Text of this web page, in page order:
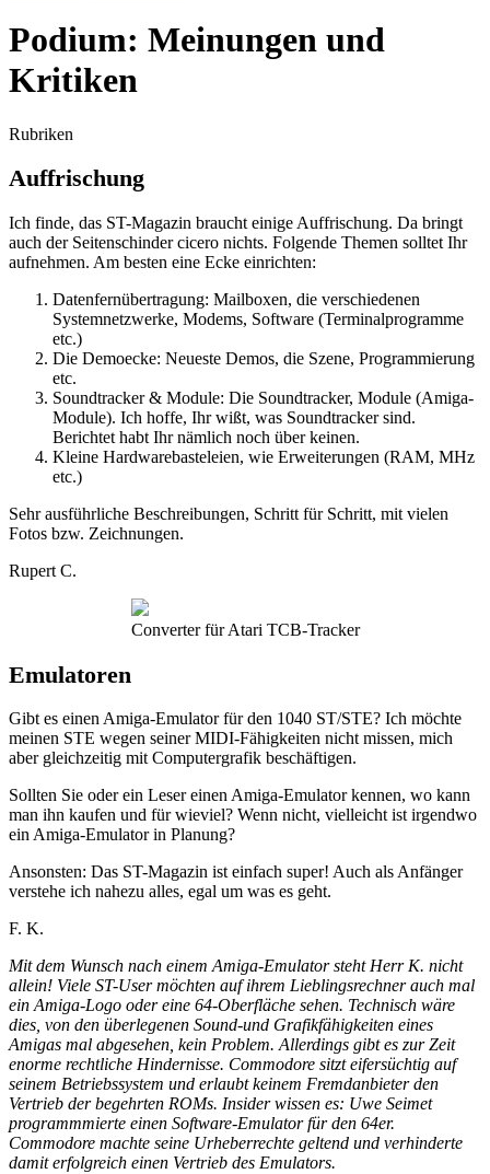
Podium: Meinungen und
Kritiken
Rubriken
Auffrischung
Ich finde, das ST-Magazin braucht einige Auffrischung. Da bringt
auch der Seitenschinder cicero nichts. Folgende Themen solltet Ihr
aufnehmen. Am besten eine Ecke einrichten:
Datenfernübertragung: Mailboxen, die verschiedenen
Systemnetzwerke, Modems, Software (Terminalprogramme
etc.)
Die Demoecke: Neueste Demos, die Szene, Programmierung
etc.
Soundtracker & Module: Die Soundtracker, Module (Amiga-
Module). Ich hoffe, Ihr wißt, was Soundtracker sind.
Berichtet habt Ihr nämlich noch über keinen.
Kleine Hardwarebasteleien, wie Erweiterungen (RAM, MHz
etc.)
Sehr ausführliche Beschreibungen, Schritt für Schritt, mit vielen
Fotos bzw. Zeichnungen.
Rupert C.
Converter für Atari TCB-Tracker
Emulatoren
Gibt es einen Amiga-Emulator für den 1040 ST/STE? Ich möchte
meinen STE wegen seiner MIDI-Fähigkeiten nicht missen, mich
aber gleichzeitig mit Computergrafik beschäftigen.
Sollten Sie oder ein Leser einen Amiga-Emulator kennen, wo kann
man ihn kaufen und für wieviel? Wenn nicht, vielleicht ist irgendwo
ein Amiga-Emulator in Planung?
Ansonsten: Das ST-Magazin ist einfach super! Auch als Anfänger
verstehe ich nahezu alles, egal um was es geht.
F. K.
Mit dem Wunsch nach einem Amiga-Emulator steht Herr K. nicht
allein! Viele ST-User möchten auf ihrem Lieblingsrechner auch mal
ein Amiga-Logo oder eine 64-Oberfläche sehen. Technisch wäre
dies, von den überlegenen Sound-und Grafikfähigkeiten eines
Amigas mal abgesehen, kein Problem. Allerdings gibt es zur Zeit
enorme rechtliche Hindernisse. Commodore sitzt eifersüchtig auf
seinem Betriebssystem und erlaubt keinem Fremdanbieter den
Vertrieb der begehrten ROMs. Insider wissen es: Uwe Seimet
programmmierte einen Software-Emulator für den 64er.
Commodore machte seine Urheberrechte geltend und verhinderte
damit erfolgreich einen Vertrieb des Emulators.